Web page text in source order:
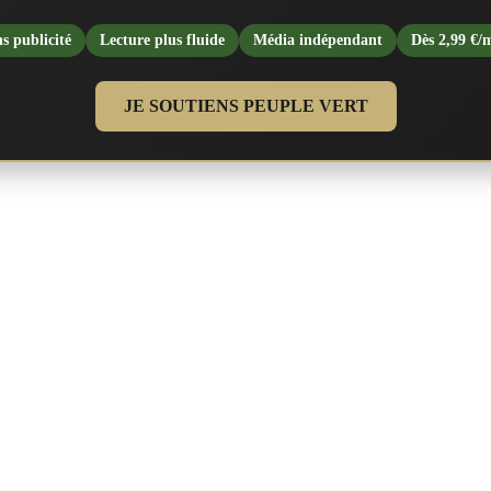
publicité Lecture plus fluide Média indépendant Dès 2,99 €/
JE SOUTIENS PEUPLE VERT